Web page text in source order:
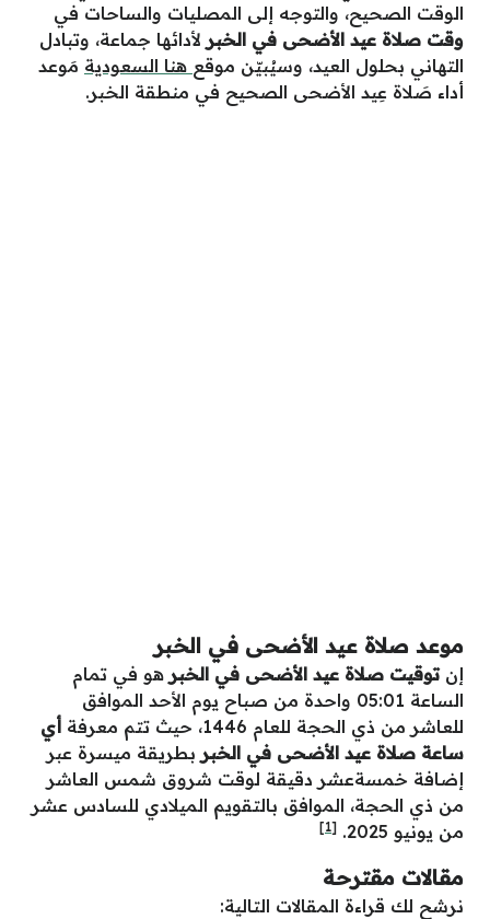
الوقت الصحيح، والتوجه إلى المصليات والساحات في
وقت صلاة عيد الأضحى في الخبر لأدائها جماعة، وتبادل
التهاني بحلول العيد، وسيُبيّن موقع هنا السعودية مَوعد
أداء صَلاة عِيد الأضحى الصحيح في منطقة الخبر.
موعد صلاة عيد الأضحى في الخبر
إن توقيت صلاة عيد الأضحى في الخبر هو في تمام
الساعة 05:01 واحدة من صباح يوم الأحد الموافق
للعاشر من ذي الحجة للعام 1446، حيث تتم معرفة
أي
ساعة صلاة عيد الأضحى في الخبر بطريقة ميسرة عبر
إضافة خمسةعشر دقيقة لوقت شروق شمس العاشر
من ذي الحجة، الموافق بالتقويم الميلادي للسادس عشر
من يونيو 2025.
[1]
مقالات مقترحة
نرشح لك قراءة المقالات التالية: